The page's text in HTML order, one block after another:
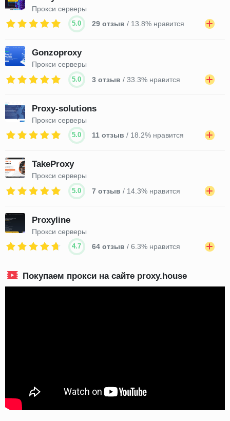
Прокси серверы
5.0 29 отзыв / 13.8% нравится
Gonzoproxy
Прокси серверы
5.0 3 отзыв / 33.3% нравится
Proxy-solutions
Прокси серверы
5.0 11 отзыв / 18.2% нравится
TakeProxy
Прокси серверы
5.0 7 отзыв / 14.3% нравится
Proxyline
Прокси серверы
4.7 64 отзыв / 6.3% нравится
Покупаем прокси на сайте proxy.house